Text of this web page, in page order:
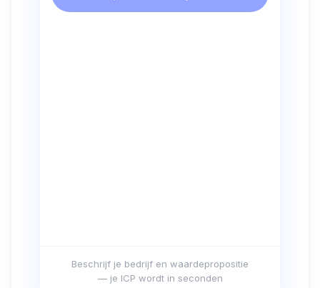
Beschrijf je bedrijf en waardepropositie
— je ICP wordt in seconden